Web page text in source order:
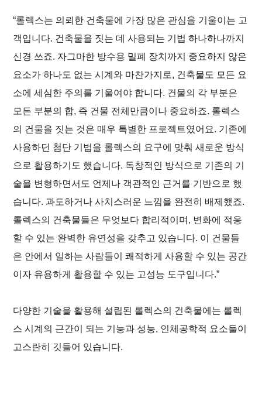
“롤렉스는 의뢰한 건축물에 가장 많은 관심을 기울이는 고
객입니다. 건축물을 짓는 데 사용되는 기법 하나하나까지
신경 쓰죠. 자그마한 방수용 밀폐 장치까지 중요하지 않은
요소가 하나도 없는 시계와 마찬가지로, 건축물도 모든 요
소에 세심한 주의를 기울여야 합니다. 건물의 각 부분은
모든 부분의 합, 즉 건물 전체만큼이나 중요하죠. 롤렉스
의 건물을 짓는 것은 매우 특별한 프로젝트였어요. 기존에
사용하던 첨단 기법을 롤렉스의 요구에 맞춰 새로운 방식
으로 활용하기도 했습니다. 독창적인 방식으로 기존의 기
술을 변형하면서도 언제나 객관적인 근거를 기반으로 했
습니다. 과도하거나 사치스러운 느낌을 완전히 배제했죠.
롤렉스의 건축물들은 무엇보다 합리적이며, 변화에 적응
할 수 있는 완벽한 유연성을 갖추고 있습니다. 이 건물들
은 안에서 일하는 사람들이 쾌적하게 사용할 수 있는 공간
이자 유용하게 활용할 수 있는 고성능 도구입니다.”
다양한 기술을 활용해 설립된 롤렉스의 건축물에는 롤렉
스 시계의 근간이 되는 기능과 성능, 인체공학적 요소들이
고스란히 깃들어 있습니다.